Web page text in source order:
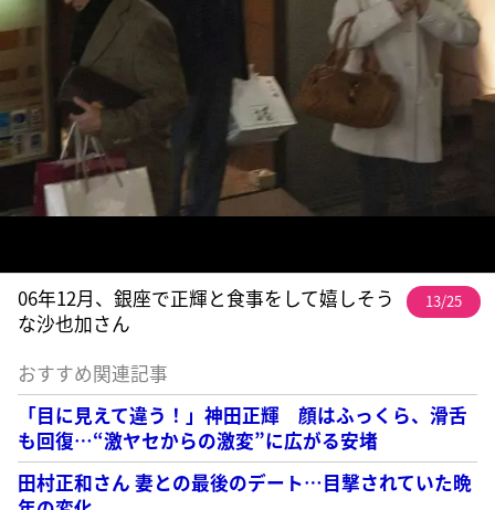
06年12月、銀座で正輝と食事をして嬉しそう
な沙也加さん
13/25
おすすめ関連記事
「目に見えて違う！」神田正輝 顔はふっくら、滑舌
も回復…“激ヤセからの激変”に広がる安堵
田村正和さん 妻との最後のデート…目撃されていた晩